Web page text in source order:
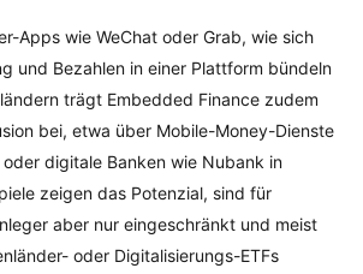
Apps wie WeChat oder Grab, wie sich
und Bezahlen in einer Plattform bündeln
trägt Embedded Finance zudem
bei, etwa über Mobile-Money-Dienste
oder digitale Banken wie Nubank in
zeigen das Potenzial, sind für
aber nur eingeschränkt und meist
oder Digitalisierungs-ETFs